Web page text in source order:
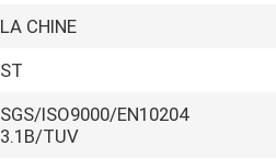
LA CHINE
ST
SGS/ISO9000/EN10204
3.1B/TUV